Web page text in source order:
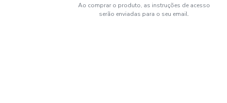
Ao comprar o produto, as instruções de acesso
serão enviadas para o seu email.